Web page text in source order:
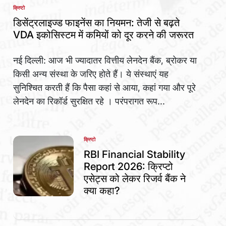
POSTED
IN
क्रिप्टो
डिसेंट्रलाइज्ड फाइनेंस का नियमन: तेजी से बढ़ते
VDA इकोसिस्टम में कमियों को दूर करने की जरूरत
नई दिल्ली: आज भी ज्यादातर वित्तीय लेनदेन बैंक, ब्रोकर या
किसी अन्य संस्था के जरिए होते हैं। ये संस्थाएं यह
सुनिश्चित करती हैं कि पैसा कहां से आया, कहां गया और पूरे
लेनदेन का रिकॉर्ड सुरक्षित रहे । परंपरागत रूप...
POSTED
IN
क्रिप्टो
RBI Financial Stability
Report 2026: क्रिप्टो
एसेट्स को लेकर रिजर्व बैंक ने
क्या कहा?